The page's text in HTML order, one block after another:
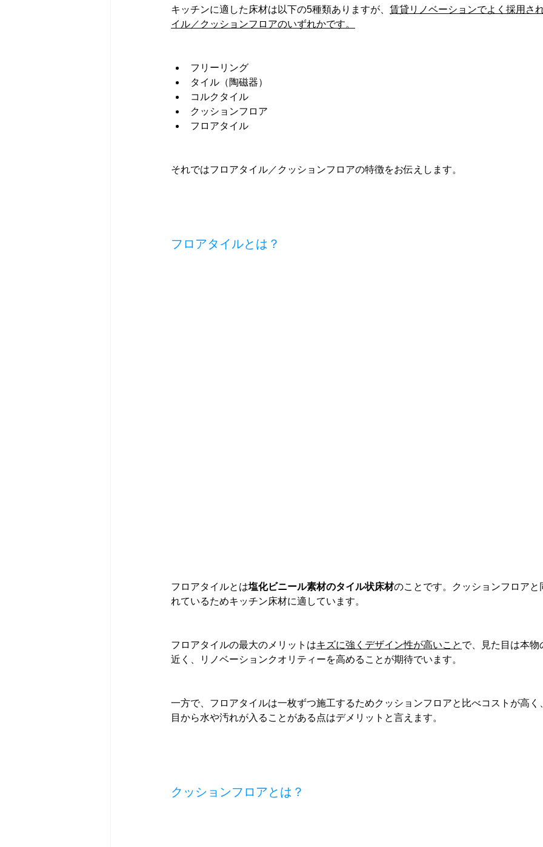
キッチンに適した床材は以下の5種類ありますが、 賃貸リノベーションでよく採用さ
イル／クッションフロアのいずれかです。
フリーリング
タイル（陶磁器）
コルクタイル
クッションフロア
フロアタイル
それではフロアタイル／クッションフロアの特徴をお伝えします。
フロアタイルとは？
フロアタイルとは塩化ビニール素材のタイル状床材のことです。クッションフロアと
れているためキッチン床材に適しています。
フロアタイルの最大のメリットはキズに強くデザイン性が高いこと で、見た目は本物
近く、リノベーションクオリティーを高めることが期待でいます。
一方で、フロアタイルは一枚ずつ施工するためクッションフロアと比べコストが高く
目から水や汚れが入ることがある点はデメリットと言えます。
クッションフロアとは？